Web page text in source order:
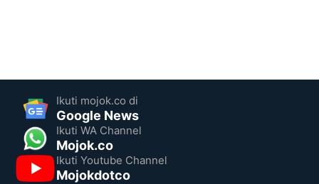
Ikuti mojok.co di
Google News
Ikuti WA Channel
Mojok.co
Ikuti Youtube Channel
Mojokdotco